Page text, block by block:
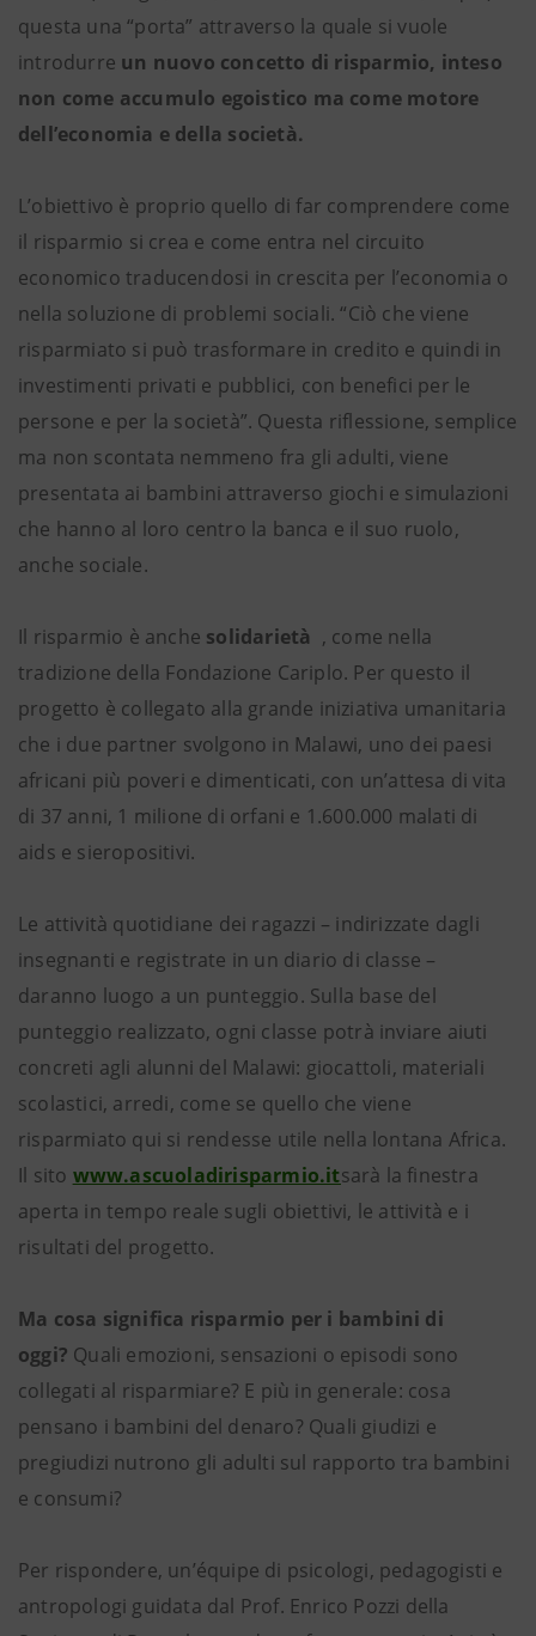
questa una “porta” attraverso la quale si vuole
introdurre un nuovo concetto di risparmio, inteso
non come accumulo egoistico ma come motore
dell’economia e della società.
L’obiettivo è proprio quello di far comprendere come
il risparmio si crea e come entra nel circuito
economico traducendosi in crescita per l’economia o
nella soluzione di problemi sociali. “Ciò che viene
risparmiato si può trasformare in credito e quindi in
investimenti privati e pubblici, con benefici per le
persone e per la società”. Questa riflessione, semplice
ma non scontata nemmeno fra gli adulti, viene
presentata ai bambini attraverso giochi e simulazioni
che hanno al loro centro la banca e il suo ruolo,
anche sociale.
Il risparmio è anche solidarietà , come nella
tradizione della Fondazione Cariplo. Per questo il
progetto è collegato alla grande iniziativa umanitaria
che i due partner svolgono in Malawi, uno dei paesi
africani più poveri e dimenticati, con un’attesa di vita
di 37 anni, 1 milione di orfani e 1.600.000 malati di
aids e sieropositivi.
Le attività quotidiane dei ragazzi – indirizzate dagli
insegnanti e registrate in un diario di classe –
daranno luogo a un punteggio. Sulla base del
punteggio realizzato, ogni classe potrà inviare aiuti
concreti agli alunni del Malawi: giocattoli, materiali
scolastici, arredi, come se quello che viene
risparmiato qui si rendesse utile nella lontana Africa.
Il sito www.ascuoladirisparmio.itsarà la finestra
aperta in tempo reale sugli obiettivi, le attività e i
risultati del progetto.
Ma cosa significa risparmio per i bambini di
oggi? Quali emozioni, sensazioni o episodi sono
collegati al risparmiare? E più in generale: cosa
pensano i bambini del denaro? Quali giudizi e
pregiudizi nutrono gli adulti sul rapporto tra bambini
e consumi?
Per rispondere, un’équipe di psicologi, pedagogisti e
antropologi guidata dal Prof. Enrico Pozzi della